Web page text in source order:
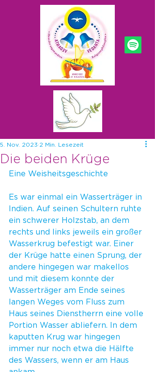
Die beiden Krüge
5. Nov. 2023 2 Min. Lesezeit
Eine Weisheitsgeschichte
Es war einmal ein Wasserträger in
Indien. Auf seinen Schultern ruhte
ein schwerer Holzstab, an dem
rechts und links jeweils ein großer
Wasserkrug befestigt war. Einer
der Krüge hatte einen Sprung, der
andere hingegen war makellos
und mit diesem konnte der
Wasserträger am Ende seines
langen Weges vom Fluss zum
Haus seines Dienstherrn eine volle
Portion Wasser abliefern. In dem
kaputten Krug war hingegen
immer nur noch etwa die Hälfte
des Wassers, wenn er am Haus